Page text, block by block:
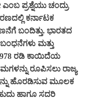
ಪ್ರಶ್ನೆಯು ಚಂದ್ರು
ಕರ್ನಾಟಕ
ಬಂದಿತ್ತು. ಭಾರತದ
ಮತ್ತು
1978 ರಡಿ ಕಾಯಿದೆಯ
ರೂಪಿಸಲು ರಾಜ್ಯ
ಹೊರಡಿಸುವ ಮೂಲಕ
ಹಾಗೂ ಸದರಿ